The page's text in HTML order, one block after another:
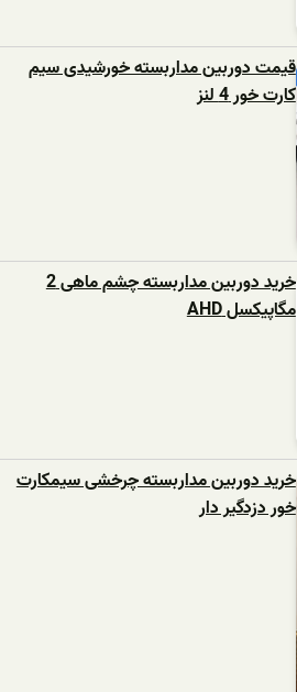
قیمت دوربین مداربسته خورشیدی سیم
کارت خور 4 لنز
خرید دوربین مداربسته چشم ماهی 2
مگاپیکسل AHD
خرید دوربین مداربسته چرخشی سیمکارت
خور دزدگیر دار